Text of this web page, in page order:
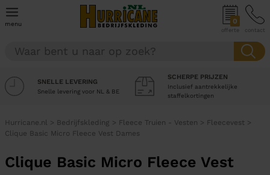
menu 0
offerte contact
SNELLE LEVERING
Snelle levering voor NL & BE
SCHERPE PRIJZEN
Inclusief aantrekkelijke
staffelkortingen
Hurricane.nl > Bedrijfskleding > Fleece Truien - Vesten > Fleecevest >
Clique Basic Micro Fleece Vest Dames
Clique Basic Micro Fleece Vest